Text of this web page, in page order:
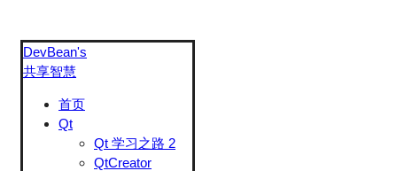
DevBean's
共享智慧
首页
Qt
Qt 学习之路 2
QtCreator